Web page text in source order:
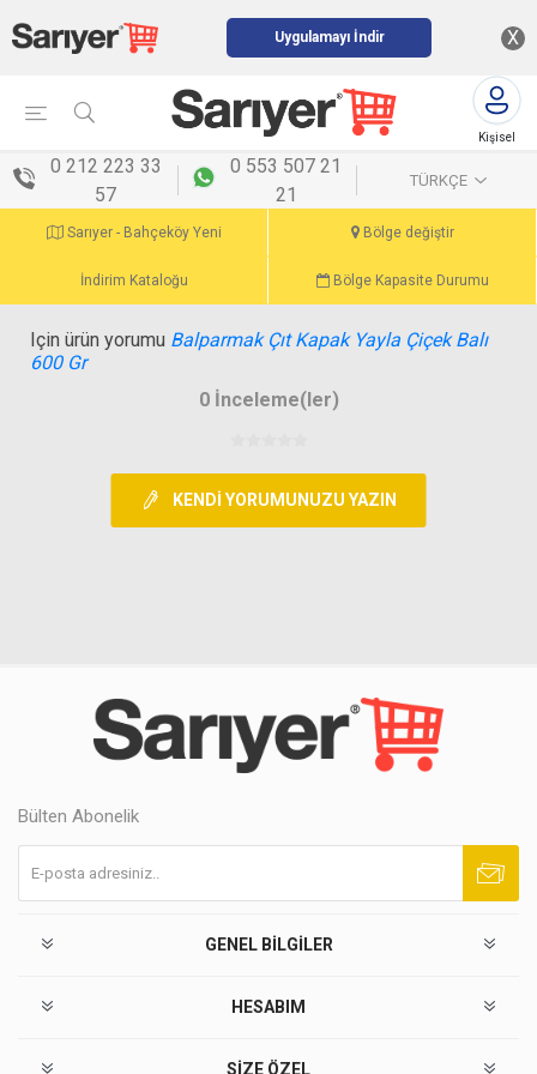
Uygulamayı İndir X
Kişisel
0 212 223 33
57
0 553 507 21
21
TÜRKÇE
Sarıyer - Bahçeköy Yeni Bölge değiştir
İndirim Kataloğu Bölge Kapasite Durumu
Için ürün yorumu Balparmak Çıt Kapak Yayla Çiçek Balı
600 Gr
0 İnceleme(ler)
KENDI YORUMUNUZU YAZIN
Bülten Abonelik
GENEL BILGILER
HESABIM
SIZE ÖZEL